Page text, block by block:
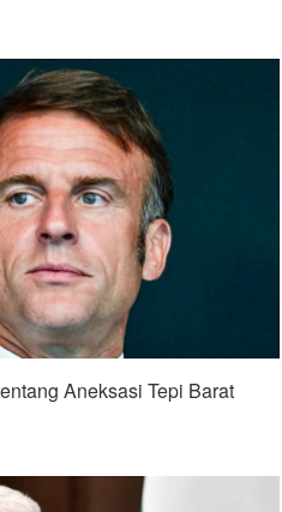
Aneksasi Tepi Barat